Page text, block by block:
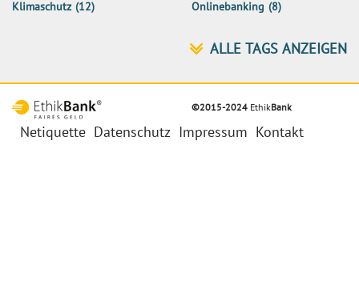
Klimaschutz (12) Onlinebanking (8)
©2015-2024 EthikBank
Netiquette Datenschutz Impressum Kontakt